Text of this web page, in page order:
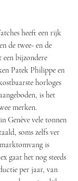
heeft een rijk
de twee- en de
bijzondere
Patek Philippe en
horloges
is het
merken.
Genève vele tonnen
soms zelfs ver
is
gaat het nog steeds
per jaar, van